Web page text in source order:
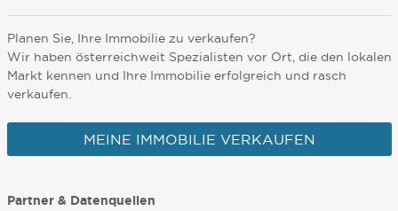
Planen Sie, Ihre Immobilie zu verkaufen?
Wir haben österreichweit Spezialisten vor Ort, die den lokalen
Markt kennen und Ihre Immobilie erfolgreich und rasch
verkaufen.
MEINE IMMOBILIE VERKAUFEN
Partner & Datenquellen